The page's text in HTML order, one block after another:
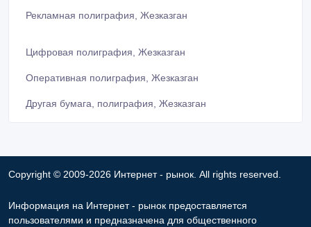
Рекламная полиграфия, Жезказган
Цифровая полиграфия, Жезказган
Оперативная полиграфия, Жезказган
Другая бумага, полиграфия, Жезказган
Copyright © 2009-2026 Интернет - рынок. All rights reserved.
Информация на Интернет - рынок предоставляется
пользователями и предназначена для общественного